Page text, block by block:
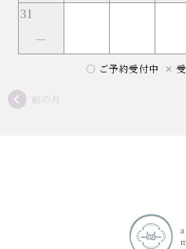
31
–
○ ご予約受付中 ✕
前の月